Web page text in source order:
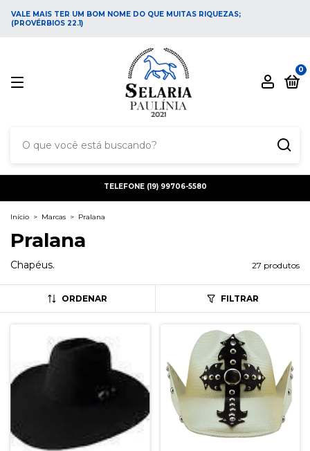
VALE MAIS TER UM BOM NOME DO QUE MUITAS RIQUEZAS;
(PROVÉRBIOS 22.1)
0
TELEFONE (19) 99706-5580
Início > Marcas > Pralana
Pralana
Chapéus. 27 produtos
ORDENAR FILTRAR